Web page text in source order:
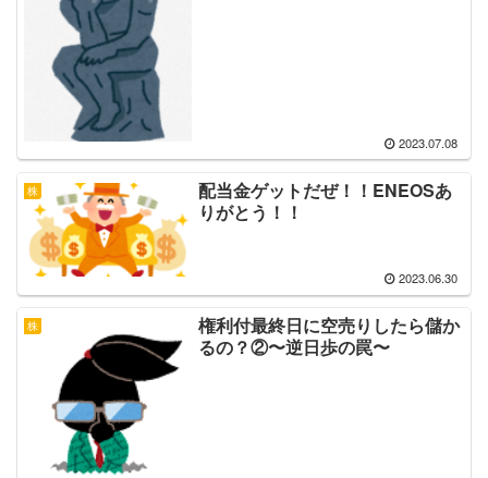
2023.07.08
株
配当金ゲットだぜ！！ENEOSあ
りがとう！！
2023.06.30
株
権利付最終日に空売りしたら儲か
るの？②〜逆日歩の罠〜